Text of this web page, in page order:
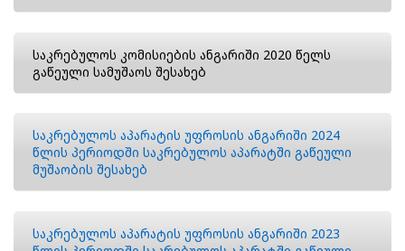
საკრებულოს კომისიების ანგარიში 2020 წელს
გაწეული სამუშაოს შესახებ
საკრებულოს აპარატის უფროსის ანგარიში 2024
წლის პერიოდში საკრებულოს აპარატში გაწეული
მუშაობის შესახებ
საკრებულოს აპარატის უფროსის ანგარიში 2023